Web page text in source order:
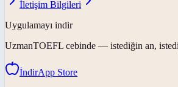
İletişim Bilgileri
Uygulamayı indir
UzmanTOEFL cebinde — istediğin an,
İndirApp Store